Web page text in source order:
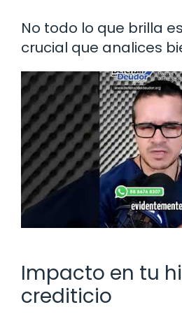
No todo lo que brilla
crucial que analices
Impacto en tu
crediticio